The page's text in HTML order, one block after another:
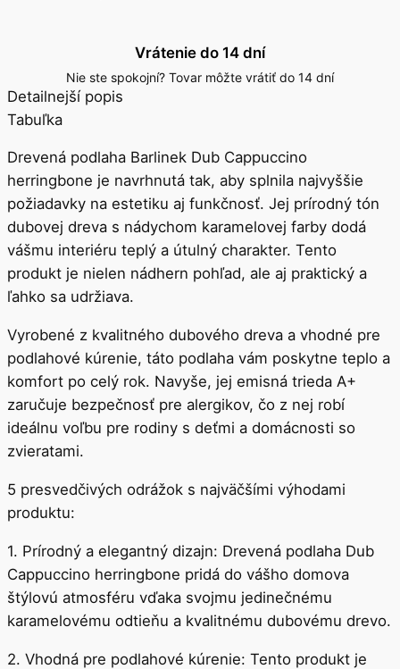
Vrátenie do 14 dní
Nie ste spokojní? Tovar môžte vrátiť do 14 dní
Detailnejší popis
Tabuľka
Drevená podlaha Barlinek Dub Cappuccino
herringbone je navrhnutá tak, aby splnila najvyššie
požiadavky na estetiku aj funkčnosť. Jej prírodný tón
dubovej dreva s nádychom karamelovej farby dodá
vášmu interiéru teplý a útulný charakter. Tento
produkt je nielen nádhern pohľad, ale aj praktický a
ľahko sa udržiava.
Vyrobené z kvalitného dubového dreva a vhodné pre
podlahové kúrenie, táto podlaha vám poskytne teplo a
komfort po celý rok. Navyše, jej emisná trieda A+
zaručuje bezpečnosť pre alergikov, čo z nej robí
ideálnu voľbu pre rodiny s deťmi a domácnosti so
zvieratami.
5 presvedčivých odrážok s najväčšími výhodami
produktu:
1. Prírodný a elegantný dizajn: Drevená podlaha Dub
Cappuccino herringbone pridá do vášho domova
štýlovú atmosféru vďaka svojmu jedinečnému
karamelovému odtieňu a kvalitnému dubovému drevo.
2. Vhodná pre podlahové kúrenie: Tento produkt je